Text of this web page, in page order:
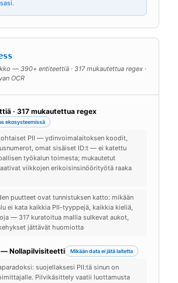
— 390+ entiteettiä · 317 mukautettua regex ·
OCR
· 317 mukautettua regex
ekosysteemissä
PII — ydinvoimalaitoksen koodit,
omat sisäiset ID:t — ei katettu
työkalun toimesta; mukautetut
viikkojen erikoisinsinöörityötä raaka
puutteet ovat tunnistuksen katto: mikään
ei kata kaikkia PII-tyyppejä, kaikkia kieliä,
— 317 kuratoitua mallia sulkevat aukot,
jättävät huomiotta
— Nollapilvisiteetti Mikään data ei jätä laitetta
suojellaksesi PII:tä sinun on
Pilvikäsittely vaatii luottamusta